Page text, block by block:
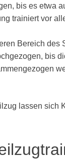
bis es etwa
trainiert vor
Bereich des
bis
lassen sich